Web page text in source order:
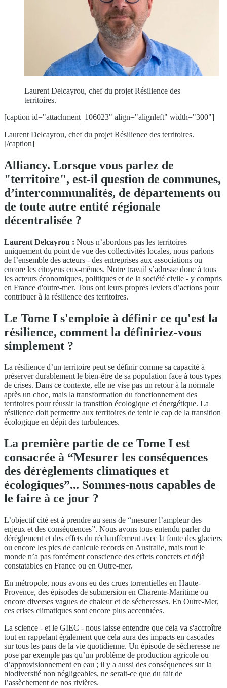
Laurent Delcayrou, chef du projet Résilience des
territoires.
[caption id="attachment_106023" align="alignleft" width="300"]
Laurent Delcayrou, chef du projet Résilience des territoires.
[/caption]
Alliancy. Lorsque vous parlez de
"territoire", est-il question de communes,
d’intercommunalités, de départements ou
de toute autre entité régionale
décentralisée ?
Laurent Delcayrou : Nous n’abordons pas les territoires
uniquement du point de vue des collectivités locales, nous parlons
de l’ensemble des acteurs - des entreprises aux associations ou
encore les citoyens eux-mêmes. Notre travail s’adresse donc à tous
les acteurs économiques, politiques et de la société civile - y compris
en France d'outre-mer. Tous ont leurs propres leviers d’actions pour
contribuer à la résilience des territoires.
Le Tome I s'emploie à définir ce qu'est la
résilience, comment la définiriez-vous
simplement ?
La résilience d’un territoire peut se définir comme sa capacité à
préserver durablement le bien-être de sa population face à tous types
de crises. Dans ce contexte, elle ne vise pas un retour à la normale
après un choc, mais la transformation du fonctionnement des
territoires pour réussir la transition écologique et énergétique. La
résilience doit permettre aux territoires de tenir le cap de la transition
écologique en dépit des turbulences.
La première partie de ce Tome I est
consacrée à “Mesurer les conséquences
des dérèglements climatiques et
écologiques”... Sommes-nous capables de
le faire à ce jour ?
L’objectif cité est à prendre au sens de “mesurer l’ampleur des
enjeux et des conséquences”. Nous avons tous entendu parler du
dérèglement et des effets du réchauffement avec la fonte des glaciers
ou encore les pics de canicule records en Australie, mais tout le
monde n’a pas forcément conscience des effets concrets et déjà
constatables en France ou en Outre-mer.
En métropole, nous avons eu des crues torrentielles en Haute-
Provence, des épisodes de submersion en Charente-Maritime ou
encore diverses vagues de chaleur et de sécheresses. En Outre-Mer,
ces crises climatiques sont encore plus accentuées.
La science - et le GIEC - nous laisse entendre que cela va s'accroître
tout en rappelant également que cela aura des impacts en cascades
sur tous les pans de la vie quotidienne. Un épisode de sécheresse ne
pose par exemple pas qu’un problème de production agricole ou
d’approvisionnement en eau ; il y a aussi des conséquences sur la
biodiversité non négligeables, ne serait-ce que du fait de
l’assèchement de nos rivières.